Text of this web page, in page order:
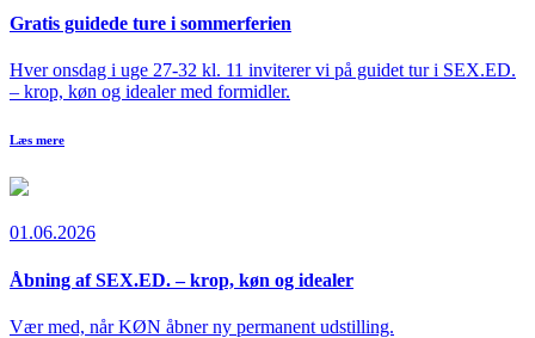
Gratis guidede ture i sommerferien
Hver onsdag i uge 27-32 kl. 11 inviterer vi på guidet tur i SEX.ED.
– krop, køn og idealer med formidler.
Læs mere
01.06.2026
Åbning af SEX.ED. – krop, køn og idealer
Vær med, når KØN åbner ny permanent udstilling.